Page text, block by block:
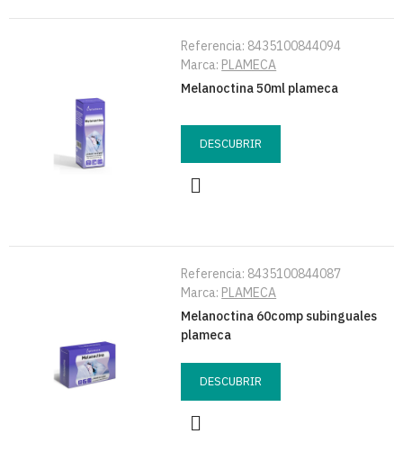
Referencia: 8435100844094
Marca: PLAMECA
Melanoctina 50ml plameca
DESCUBRIR
Referencia: 8435100844087
Marca: PLAMECA
Melanoctina 60comp subinguales
plameca
DESCUBRIR